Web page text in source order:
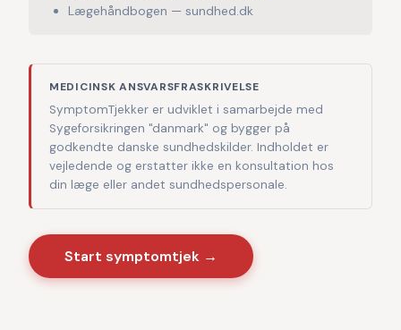
Lægehåndbogen — sundhed.dk
MEDICINSK ANSVARSFRASKRIVELSE
SymptomTjekker er udviklet i samarbejde med
Sygeforsikringen "danmark" og bygger på
godkendte danske sundhedskilder. Indholdet er
vejledende og erstatter ikke en konsultation hos
din læge eller andet sundhedspersonale.
Start symptomtjek →